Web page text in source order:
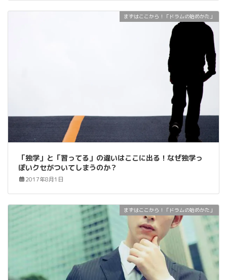
まずはここから！「ドラムの始めかた」
「独学」と「習ってる」の違いはここに出る！なぜ独学っ
ぽいクセがついてしまうのか？
2017年8月1日
まずはここから！「ドラムの始めかた」